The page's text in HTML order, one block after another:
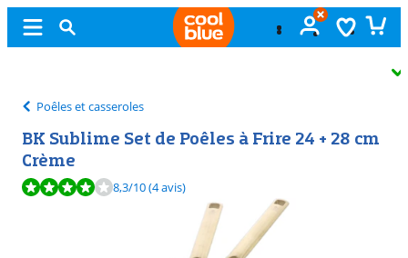
Poêles et casseroles
BK Sublime Set de Poêles à Frire 24 + 28 cm
Crème
La note est de 8,3 sur 10, basée sur 4 avis.
8,3/10(4 avis)